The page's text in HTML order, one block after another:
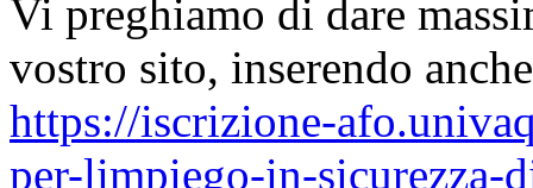
Vi preghiamo di dare
vostro sito, inserendo
https://iscrizione-
per-limpiego-in-sicurezza-